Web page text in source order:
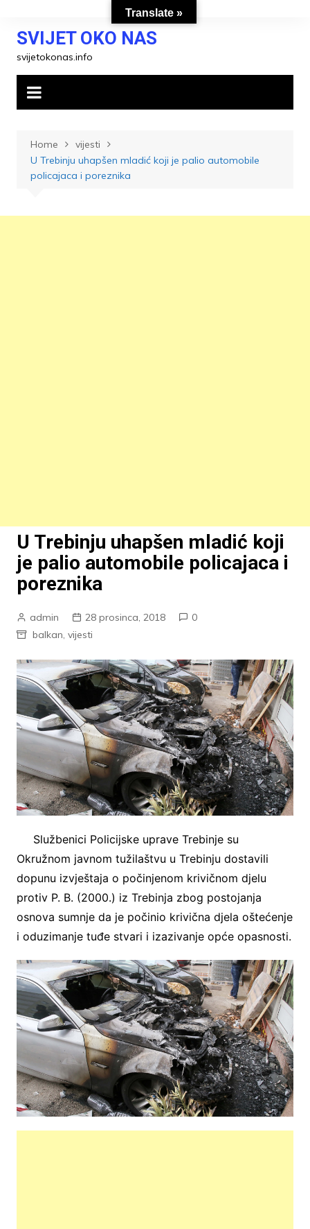
contentSVIJET OKO NAS
svijetokonas.info
Home
vijesti
U Trebinju uhapšen mladić koji je palio automobile
policajaca i poreznika
U Trebinju uhapšen mladić koji
je palio automobile policajaca i
poreznika
admin 28 prosinca, 2018
0
balkan, vijesti
Službenici Policijske uprave Trebinje su
Okružnom javnom tužilaštvu u Trebinju dostavili
dopunu izvještaja o počinjenom krivičnom djelu
protiv P. B. (2000.) iz Trebinja zbog postojanja
osnova sumnje da je počinio krivična djela oštećenje
i oduzimanje tuđe stvari i izazivanje opće opasnosti.
Translate »